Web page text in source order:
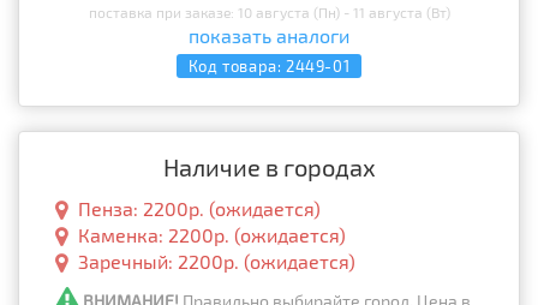
поставка при заказе: 10 августа (Пн) - 11 августа (Вт)
показать аналоги
Код товара: 2449-01
Наличие в городах
Пенза: 2200р. (ожидается)
Каменка: 2200р. (ожидается)
Заречный: 2200р. (ожидается)
ВНИМАНИЕ! Правильно выбирайте город. Цена в